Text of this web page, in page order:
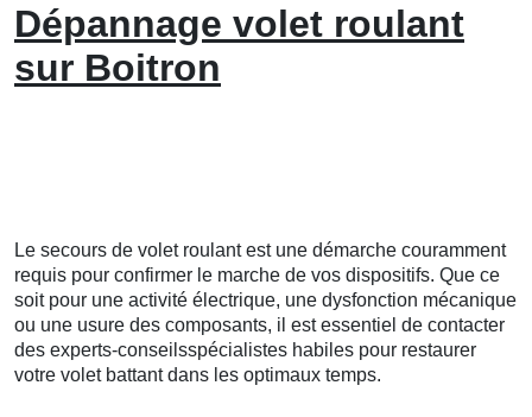
Dépannage volet roulant
sur Boitron
Le secours de volet roulant est une démarche couramment
requis pour confirmer le marche de vos dispositifs. Que ce
soit pour une activité électrique, une dysfonction mécanique
ou une usure des composants, il est essentiel de contacter
des experts-conseilsspécialistes habiles pour restaurer
votre volet battant dans les optimaux temps.